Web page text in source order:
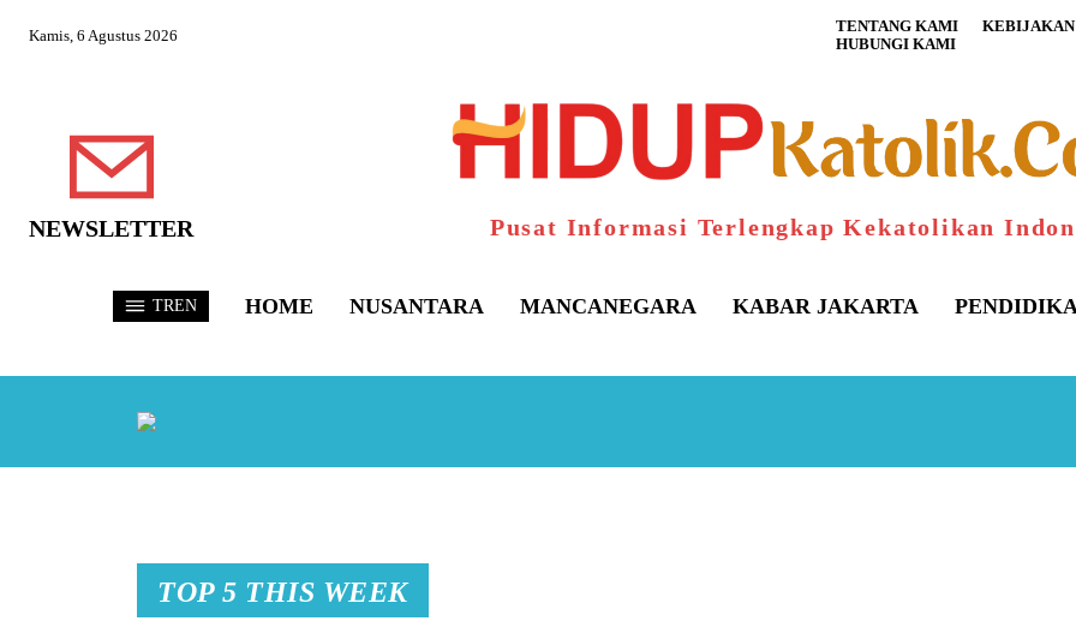
Kamis, 6 Agustus 2026 TENTANG KAMI
KEBIJAKAN
HUBUNGI KAMI
NEWSLETTER Pusat Informasi Terlengkap Kekatolikan
TREN HOME NUSANTARA MANCANEGARA KABAR JAKARTA
TOP 5 THIS WEEK